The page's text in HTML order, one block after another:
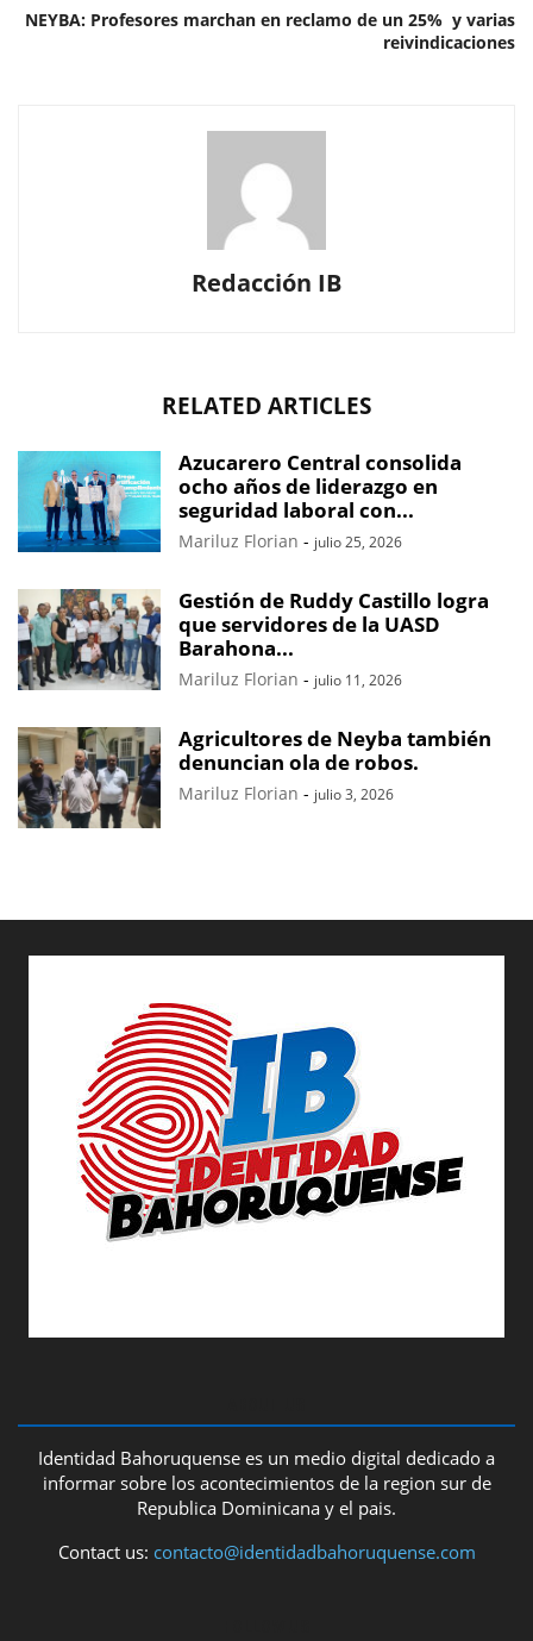
NEYBA: Profesores marchan en reclamo de un 25% y varias
reivindicaciones
Redacción IB
RELATED ARTICLES
Azucarero Central consolida
ocho años de liderazgo en
seguridad laboral con...
Mariluz Florian - julio 25, 2026
Gestión de Ruddy Castillo logra
que servidores de la UASD
Barahona...
Mariluz Florian - julio 11, 2026
Agricultores de Neyba también
denuncian ola de robos.
Mariluz Florian - julio 3, 2026
Identidad Bahoruquense es un medio digital dedicado a
informar sobre los acontecimientos de la region sur de
Republica Dominicana y el pais.
Contact us: contacto@identidadbahoruquense.com